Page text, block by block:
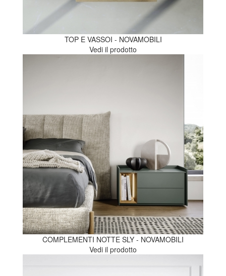
TOP E VASSOI - NOVAMOBILI
Vedi il prodotto
COMPLEMENTI NOTTE SLY - NOVAMOBILI
Vedi il prodotto